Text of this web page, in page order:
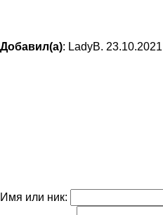
Добавил(а): LadyB. 23.10.2021
Имя или ник: